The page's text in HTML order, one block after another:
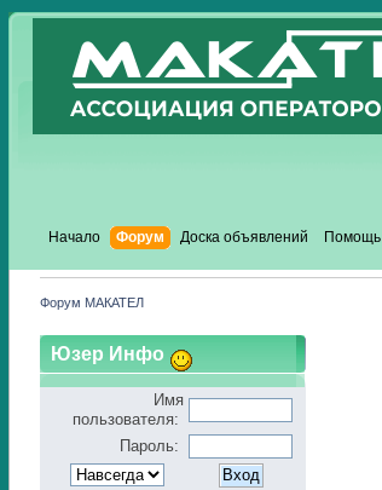
Начало Форум Доска объявлений Помощь
Форум МАКАТЕЛ
Юзер Инфо
Имя
пользователя:
Пароль: